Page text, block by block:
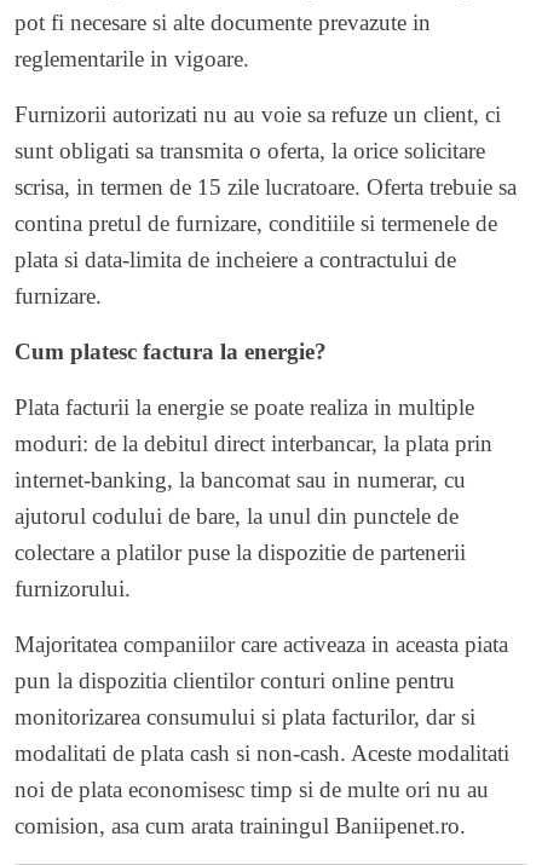
pot fi necesare si alte documente prevazute in
reglementarile in vigoare.
Furnizorii autorizati nu au voie sa refuze un client, ci
sunt obligati sa transmita o oferta, la orice solicitare
scrisa, in termen de 15 zile lucratoare. Oferta trebuie sa
contina pretul de furnizare, conditiile si termenele de
plata si data-limita de incheiere a contractului de
furnizare.
Cum platesc factura la energie?
Plata facturii la energie se poate realiza in multiple
moduri: de la debitul direct interbancar, la plata prin
internet-banking, la bancomat sau in numerar, cu
ajutorul codului de bare, la unul din punctele de
colectare a platilor puse la dispozitie de partenerii
furnizorului.
Majoritatea companiilor care activeaza in aceasta piata
pun la dispozitia clientilor conturi online pentru
monitorizarea consumului si plata facturilor, dar si
modalitati de plata cash si non-cash. Aceste modalitati
noi de plata economisesc timp si de multe ori nu au
comision, asa cum arata trainingul Baniipenet.ro.